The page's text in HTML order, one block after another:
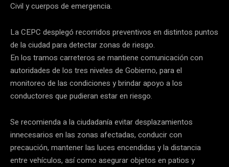
Civil y cuerpos de emergencia.
La CEPC desplegó recorridos preventivos en distintos puntos
de la ciudad para detectar zonas de riesgo.
En los tramos carreteros se mantiene comunicación con
autoridades de los tres niveles de Gobierno, para el
monitoreo de las condiciones y brindar apoyo a los
conductores que pudieran estar en riesgo.
Se recomienda a la ciudadanía evitar desplazamientos
innecesarios en las zonas afectadas, conducir con
precaución, mantener las luces encendidas y la distancia
entre vehículos, así como asegurar objetos en patios y